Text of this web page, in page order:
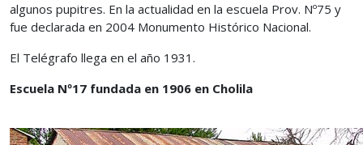
algunos pupitres. En la actualidad en la escuela Prov. Nº75 y
fue declarada en 2004 Monumento Histórico Nacional.
El Telégrafo llega en el año 1931.
Escuela Nº17 fundada en 1906 en Cholila